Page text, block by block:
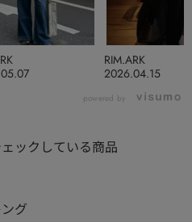
2026.04.15
RIM.ARK
powered by
ックしている商品
グ